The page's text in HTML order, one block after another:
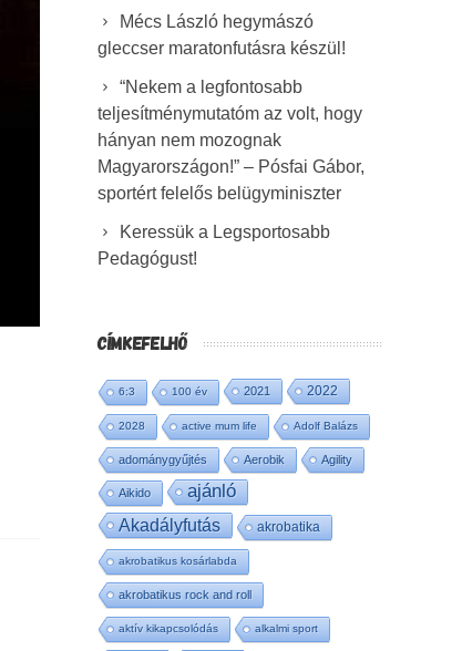
Mécs László hegymászó
gleccser maratonfutásra készül!
“Nekem a legfontosabb
teljesítménymutatóm az volt, hogy
hányan nem mozognak
Magyarországon!” – Pósfai Gábor,
sportért felelős belügyminiszter
Keressük a Legsportosabb
Pedagógust!
CÍMKEFELHŐ
6:3 100 év 2021 2022
2028 active mum life Adolf Balázs
adománygyűjtés Aerobik Agility
Aikido ajánló
Akadályfutás akrobatika
akrobatikus kosárlabda
akrobatikus rock and roll
aktív kikapcsolódás alkalmi sport